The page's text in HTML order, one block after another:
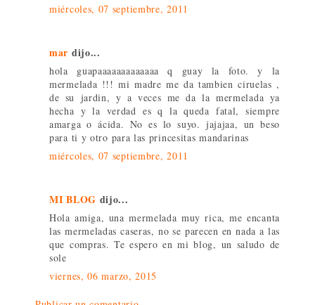
miércoles, 07 septiembre, 2011
mar dijo...
hola guapaaaaaaaaaaaaa q guay la foto. y la
mermelada !!! mi madre me da tambien ciruelas ,
de su jardin, y a veces me da la mermelada ya
hecha y la verdad es q la queda fatal, siempre
amarga o ácida. No es lo suyo. jajajaa, un beso
para ti y otro para las princesitas mandarinas
miércoles, 07 septiembre, 2011
MI BLOG dijo...
Hola amiga, una mermelada muy rica, me encanta
las mermeladas caseras, no se parecen en nada a las
que compras. Te espero en mi blog, un saludo de
sole
viernes, 06 marzo, 2015